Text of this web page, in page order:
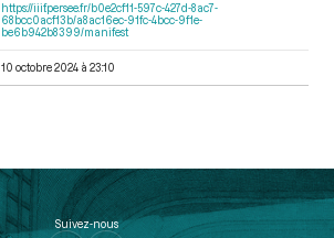
https://iiif.persee.fr/b0e2cf11-597c-427d-8ac7-
68bcc0acf13b/a8ac16ec-91fc-4bcc-9f1e-
be6b942b8399/manifest
10 octobre 2024 à 23:10
Suivez-nous